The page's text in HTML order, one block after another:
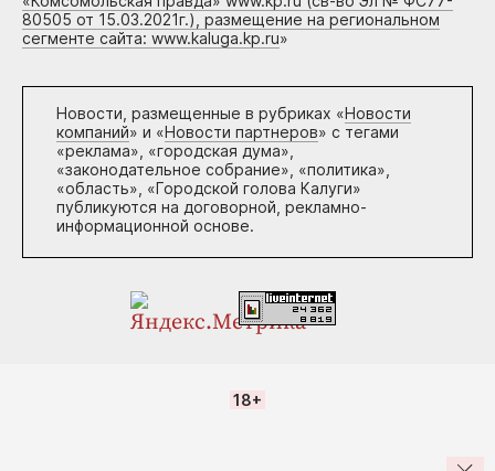
80505 от 15.03.2021г.), размещение на региональном
сегменте сайта: www.kaluga.kp.ru»
Новости, размещенные в рубриках «Новости
компаний» и «Новости партнеров» с тегами
«реклама», «городская дума»,
«законодательное собрание», «политика»,
«область», «Городской голова Калуги»
публикуются на договорной, рекламно-
информационной основе.
18+